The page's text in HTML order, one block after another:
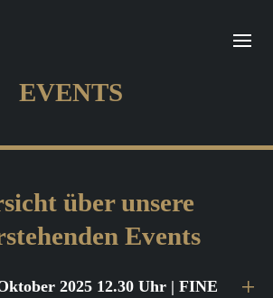
EVENTS
über unsere
Events
2025 12.30 Uhr | FINE